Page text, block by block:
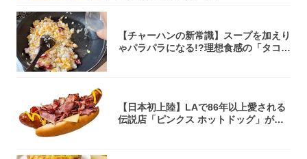
【チャーハンの新常識】スープを加えり
ゃパラパラになる!?理想食感の「タコチ
【日本初上陸】LAで86年以上愛される
伝説店「ピンクス ホットドッグ」が年